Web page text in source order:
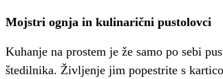
Mojstri ognja in kulinarični pustolovci
Kuhanje na prostem je že samo po sebi
štedilnika. Življenje jim popestrite s